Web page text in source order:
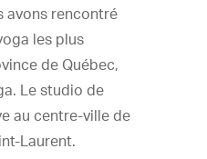
avons rencontré
les plus
de Québec,
Le studio de
au centre-ville de
Laurent.